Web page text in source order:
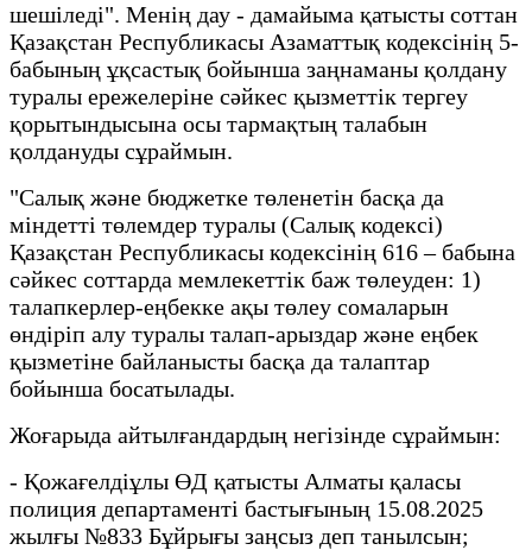
шешіледі". Менің дау - дамайыма қатысты соттан
Қазақстан Республикасы Азаматтық кодексінің 5-
бабының ұқсастық бойынша заңнаманы қолдану
туралы ережелеріне сәйкес қызметтік тергеу
қорытындысына осы тармақтың талабын
қолдануды сұраймын.
"Салық және бюджетке төленетін басқа да
міндетті төлемдер туралы (Салық кодексі)
Қазақстан Республикасы кодексінің 616 – бабына
сәйкес соттарда мемлекеттік баж төлеуден: 1)
талапкерлер-еңбекке ақы төлеу сомаларын
өндіріп алу туралы талап-арыздар және еңбек
қызметіне байланысты басқа да талаптар
бойынша босатылады.
Жоғарыда айтылғандардың негізінде сұраймын:
- Қожағелдіұлы ӨД қатысты Алматы қаласы
полиция департаменті бастығының 15.08.2025
жылғы №833 Бұйрығы заңсыз деп танылсын;